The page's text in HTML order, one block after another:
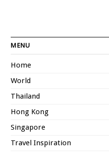
MENU
Home
World
Thailand
Hong Kong
Singapore
Travel Inspiration